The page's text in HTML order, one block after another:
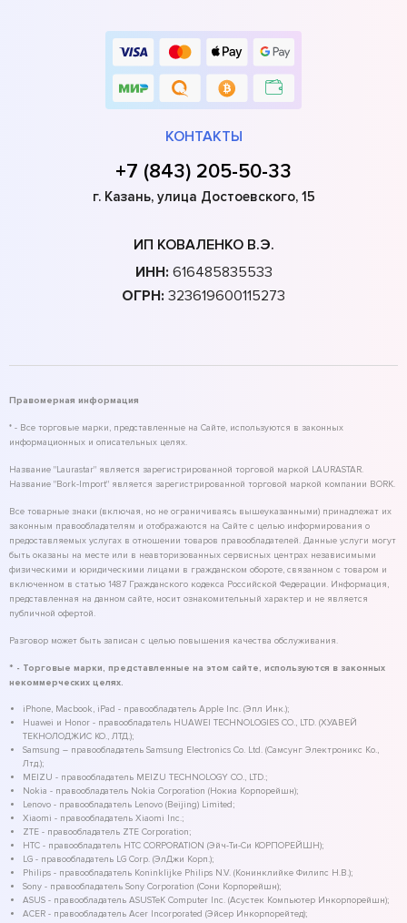
КОНТАКТЫ
+7 (843) 205-50-33
г. Казань, улица Достоевского, 15
ИП КОВАЛЕНКО В.Э.
ИНН: 616485835533
ОГРН: 323619600115273
Правомерная информация
* - Все торговые марки, представленные на Сайте, используются в законных
информационных и описательных целях.
Название "Laurastar" является зарегистрированной торговой маркой LAURASTAR.
Название "Bork-Import" является зарегистрированной торговой маркой компании BORK.
Все товарные знаки (включая, но не ограничиваясь вышеуказанными) принадлежат их
законным правообладателям и отображаются на Сайте с целью информирования о
предоставляемых услугах в отношении товаров правообладателей. Данные услуги могут
быть оказаны на месте или в неавторизованных сервисных центрах независимыми
физическими и юридическими лицами в гражданском обороте, связанном с товаром и
включенном в статью 1487 Гражданского кодекса Российской Федерации. Информация,
представленная на данном сайте, носит ознакомительный характер и не является
публичной офертой.
Разговор может быть записан с целью повышения качества обслуживания.
* - Торговые марки, представленные на этом сайте, используются в законных
некоммерческих целях.
iPhone, Macbook, iPad - правообладатель Apple Inc. (Эпл Инк.);
Huawei и Honor - правообладатель HUAWEI TECHNOLOGIES CO., LTD. (ХУАВЕЙ
ТЕКНОЛОДЖИС КО., ЛТД.);
Samsung – правообладатель Samsung Electronics Co. Ltd. (Самсунг Электроникс Ко.,
Лтд.);
MEIZU - правообладатель MEIZU TECHNOLOGY CO., LTD.;
Nokia - правообладатель Nokia Corporation (Нокиа Корпорейшн);
Lenovo - правообладатель Lenovo (Beijing) Limited;
Xiaomi - правообладатель Xiaomi Inc.;
ZTE - правообладатель ZTE Corporation;
HTC - правообладатель HTC CORPORATION (Эйч-Ти-Си КОРПОРЕЙШН);
LG - правообладатель LG Corp. (ЭлДжи Корп.);
Philips - правообладатель Koninklijke Philips N.V. (Конинклийке Филипс Н.В.);
Sony - правообладатель Sony Corporation (Сони Корпорейшн);
ASUS - правообладатель ASUSTeK Computer Inc. (Асустек Компьютер Инкорпорейшн);
ACER - правообладатель Acer Incorporated (Эйсер Инкорпорейтед);